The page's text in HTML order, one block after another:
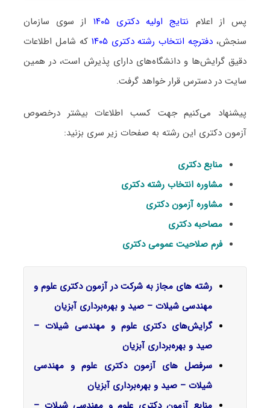
پس از اعلام نتایج اولیه دکتری ۱۴۰۵
از سوی سازمان
سنجش، دفترچه انتخاب رشته دکتری ۱۴۰۵
که شامل اطلاعات
دقیق گرایش‌ها و دانشگاه‌های دارای پذیرش است، در همین
سایت در دسترس قرار خواهد گرفت.
پیشنهاد می‌کنیم جهت کسب اطلاعات بیشتر درخصوص
آزمون دکتری این رشته به صفحات زیر سری بزنید:
منابع دکتری
مشاوره انتخاب رشته دکتری
مشاوره آزمون دکتری
مصاحبه دکتری
فرم صلاحیت عمومی دکتری
رشته های مجاز به شرکت در آزمون دکتری علوم و
مهندسی شیلات – صید و بهره‌برداری آبزیان
گرایش‌های دکتری علوم و مهندسی شیلات –
صید و بهره‌برداری آبزیان
سرفصل‌ های آزمون دکتری علوم و مهندسی
شیلات – صید و بهره‌برداری آبزیان